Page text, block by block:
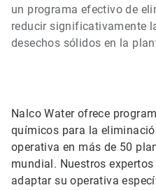
un programa efectivo de
reducir significativamente
desechos sólidos en la
Nalco Water ofrece
químicos para la
operativa en más de 50
mundial. Nuestros
adaptar su operativa